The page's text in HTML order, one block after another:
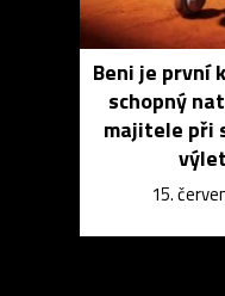
Beni je první
schopný
majitele při
15.